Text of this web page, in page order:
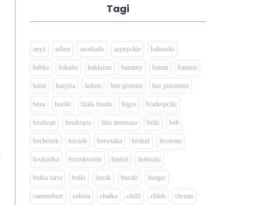
Tagi
anyż arbuz awokado azjatyckie babeczki
babka bakalie bakłażan banamy banan banany
batat bazylia bekon bez glutenu bez pieczenia
beza beziki biała fasola bigos biszkopciki
biszkopt biszkopty bita śmietana bitki bób
bochenek boczek botwinka brokuł brownie
brukselka brzoskwinie budyń bułeczki
bułka tarta bułki burak buraki burger
camembert cebula chałka chilli chleb chrzan